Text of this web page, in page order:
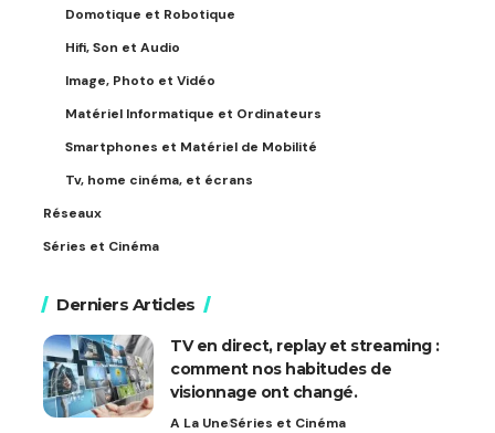
Domotique et Robotique
Hifi, Son et Audio
Image, Photo et Vidéo
Matériel Informatique et Ordinateurs
Smartphones et Matériel de Mobilité
Tv, home cinéma, et écrans
Réseaux
Séries et Cinéma
Derniers Articles
TV en direct, replay et streaming :
comment nos habitudes de
visionnage ont changé.
A La UneSéries et Cinéma